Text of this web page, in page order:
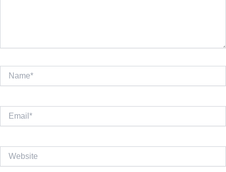
Name*